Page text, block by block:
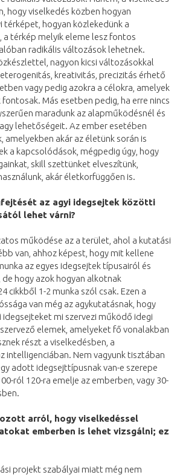
hogy viselkedés közben hogyan
térképet, hogyan közlekedünk a
térkép melyik eleme lesz fontos
radikális változások lehetnek.
nagyon kicsi változásokkal
kreativitás, precizitás érhető
vagy pedig azokra a célokra, amelyek
Más esetben pedig, ha erre nincs
maradunk az alapműködésnél és
lehetőségeit. Az ember esetében
amelyekben akár az életünk során is
a kapcsolódások, mégpedig úgy, hogy
skill szettünket elveszítünk,
akár életkorfüggően is.
az agyi idegsejtek közötti
lehet várni?
működése az a terület, ahol a kutatási
van, ahhoz képest, hogy mit kellene
az egyes idegsejtek típusairól és
hogy azok hogyan alkotnak
cikkből 1-2 munka szól csak. Ezen a
van még az agykutatásnak, hogy
idegsejteket mi szervezi működő idegi
elemek, amelyeket fő vonalakban
részt a viselkedésben, a
intelligenciában. Nem vagyunk tisztában
adott idegsejttípusnak van-e szerepe
ról 120-ra emelje az emberben, vagy 30-
arról, hogy viselkedéssel
emberben is lehet vizsgálni; ez
projekt szabályai miatt még nem